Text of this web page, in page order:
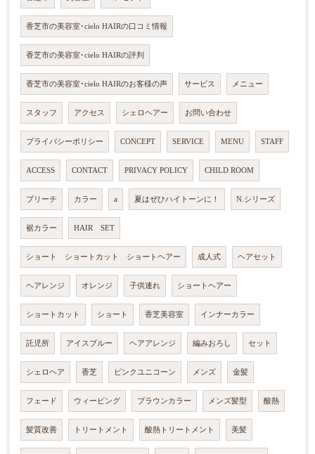
香芝市の美容室･cielo HAIRの口コミ情報
香芝市の美容室･cielo HAIRの評判
香芝市の美容室･cielo HAIRのお客様の声 サービス メニュー
スタッフ アクセス シェロヘアー お問い合わせ
プライバシーポリシー CONCEPT SERVICE MENU STAFF
ACCESS CONTACT PRIVACY POLICY CHILD ROOM
ブリーチ カラー a 夏はぜひハイトーンに！ N.シリーズ
裾カラー HAIR SET
ショート ショートカット ショートヘアー 成人式 ヘアセット
ヘアレンジ オレンジ 子供連れ ショートヘアー
ショートカット ショート 香芝美容室 インナーカラー
託児所 アイスブルー ヘアアレンジ 編みおろし セット
シェロヘア 香芝 ピンクユニコーン メンズ 金髪
フェード ウィービング ブラウンカラー メンズ髪型 酸熱
髪質改善 トリートメント 酸熱トリートメント 美髪